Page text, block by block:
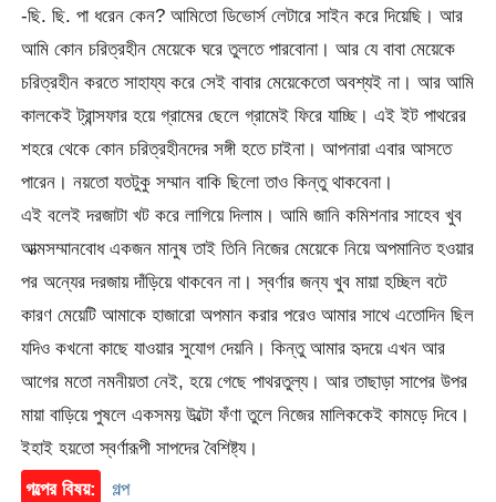
-ছি. ছি. পা ধরেন কেন? আমিতো ডিভোর্স লেটারে সাইন করে দিয়েছি। আর
আমি কোন চরিত্রহীন মেয়েকে ঘরে তুলতে পারবোনা। আর যে বাবা মেয়েকে
চরিত্রহীন করতে সাহায্য করে সেই বাবার মেয়েকেতো অবশ্যই না। আর আমি
কালকেই ট্রান্সফার হয়ে গ্রামের ছেলে গ্রামেই ফিরে যাচ্ছি। এই ইট পাথরের
শহরে থেকে কোন চরিত্রহীনদের সঙ্গী হতে চাইনা। আপনারা এবার আসতে
পারেন। নয়তো যতটুকু সম্মান বাকি ছিলো তাও কিন্তু থাকবেনা।
এই বলেই দরজাটা খট করে লাগিয়ে দিলাম। আমি জানি কমিশনার সাহেব খুব
আত্মসম্মানবোধ একজন মানুষ তাই তিনি নিজের মেয়েকে নিয়ে অপমানিত হওয়ার
পর অন্যের দরজায় দাঁড়িয়ে থাকবেন না। স্বর্ণার জন্য খুব মায়া হচ্ছিল বটে
কারণ মেয়েটি আমাকে হাজারো অপমান করার পরেও আমার সাথে এতোদিন ছিল
যদিও কখনো কাছে যাওয়ার সুযোগ দেয়নি। কিন্তু আমার হৃদয়ে এখন আর
আগের মতো নমনীয়তা নেই, হয়ে গেছে পাথরতুল্য। আর তাছাড়া সাপের উপর
মায়া বাড়িয়ে পুষলে একসময় উল্টো ফঁণা তুলে নিজের মালিককেই কামড়ে দিবে।
ইহাই হয়তো স্বর্ণারূপী সাপদের বৈশিষ্ট্য।
গল্পের বিষয়:
গল্প